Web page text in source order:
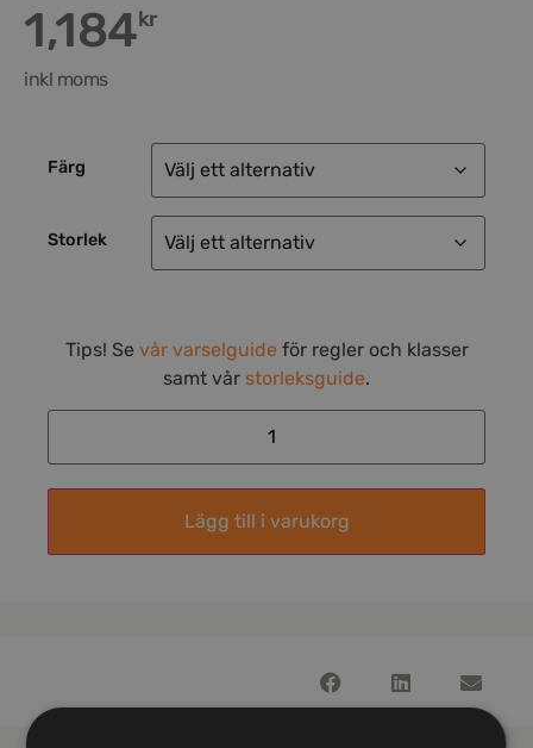
1,184kr
inkl moms
Färg
Storlek
Tips! Se vår varselguide för regler och klasser
samt vår storleksguide.
Lägg till i varukorg